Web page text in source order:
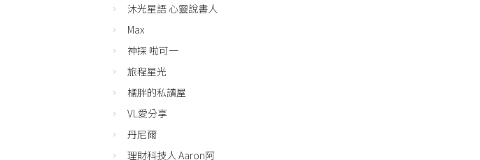
沐光星語 心靈說書人
Max
神探 啦可一
旅程星光
橘胖的私讀屋
VL愛分享
丹尼爾
理財科技人 Aaron阿